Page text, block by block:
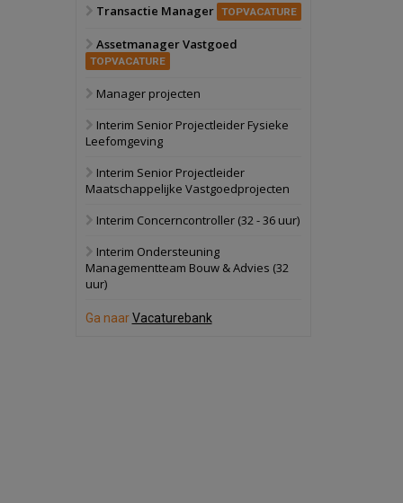
Oranje
28 september 2026
bedrijventerrein
Bekijk
Schuinesloot
politiebureau
17 september 2026
Voormalig
Transactie Manager TOPVACATURE
Assetmanager Vastgoed
TOPVACATURE
Manager projecten
Interim Senior Projectleider Fysieke
Leefomgeving
Interim Senior Projectleider
Maatschappelijke Vastgoedprojecten
Interim Concerncontroller (32 - 36 uur)
Interim Ondersteuning
Managementteam Bouw & Advies (32
uur)
Ga naarVacaturebank